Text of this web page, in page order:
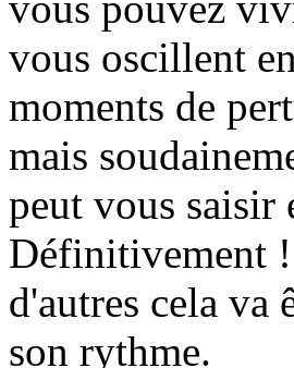
vous oscillent
moments de
mais
peut vous saisir
Définitivement !
d'autres cela va
son rythme.